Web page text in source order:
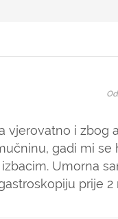
vjerovatno i zbog
gadi mi se
Umorna
prije 2